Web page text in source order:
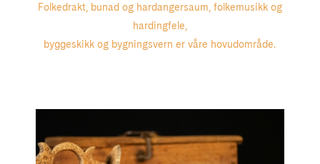
Folkedrakt, bunad og hardangersaum, folkemusikk og
hardingfele,
byggeskikk og bygningsvern er våre hovudområde.